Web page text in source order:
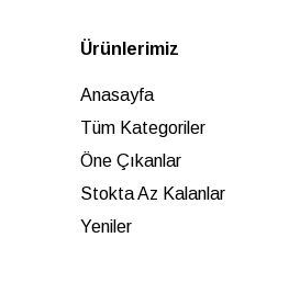
Ürünlerimiz
Anasayfa
Tüm Kategoriler
Öne Çıkanlar
Stokta Az Kalanlar
Yeniler